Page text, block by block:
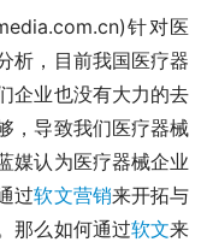
析，目前我国医疗器
企业也没有大力的去
，导致我们医疗器械
媒认为医疗器械企业
过软文营销来开拓与
那么如何通过软文来